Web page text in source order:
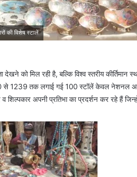
की विशेष स्टालें
को मिल रही है, बल्कि विश्व स्तरीय कीर्तिमान
से 1239 तक लगाई गई 100 स्टॉलें केवल नेशनल
अपनी प्रतिभा का प्रदर्शन कर रहे हैं